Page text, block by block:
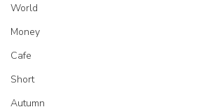
World
Money
Cafe
Short
Autumn